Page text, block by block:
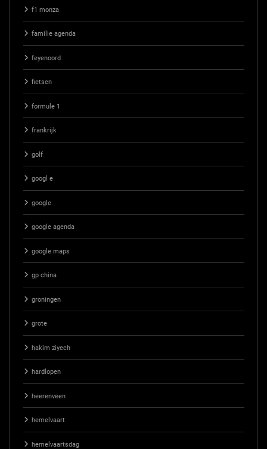
f1 monza
familie agenda
feyenoord
fietsen
formule 1
frankrijk
golf
googl e
google
google agenda
google maps
gp china
groningen
grote
hakim ziyech
hardlopen
heerenveen
hemelvaart
hemelvaartsdag